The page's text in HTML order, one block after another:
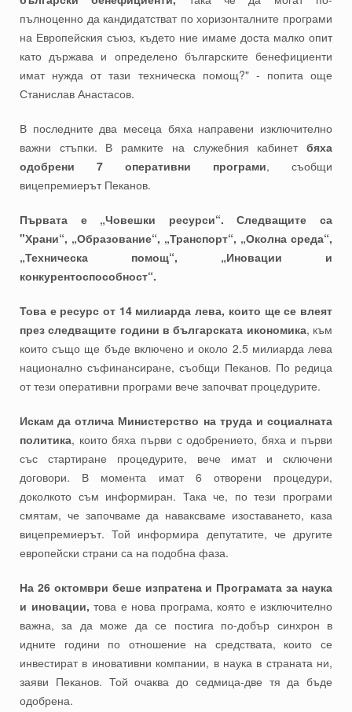
пълноценно да кандидатстват по хоризонталните програми
на Европейския съюз, където ние имаме доста малко опит
като държава и определено българските бенефициенти
имат нужда от тази техническа помощ?" - попита още
Станислав Анастасов.
В последните два месеца бяха направени изключително
важни стъпки. В рамките на служебния кабинетбяха
одобрени 7 оперативни програми, съобщи
вицепремиерът Пеканов.
Първата е „Човешки ресурси“. Следващите са
"Храни“, „Образование“, „Транспорт“, „Околна среда“,
„Техническа помощ“, „Иновации и
конкурентоспособност“.
Това е ресурс от 14 милиарда лева, които ще се влеят
през следващите години в българската икономика, към
които също ще бъде включено и около 2.5 милиарда лева
национално съфинансиране, съобщи Пеканов. По редица
от тези оперативни програми вече започват процедурите.
Искам да отлича Министерство на труда и социалната
политика, които бяха първи с одобрението, бяха и първи
със стартиране процедурите, вече имат и сключени
договори. В момента имат 6 отворени процедури,
доколкото съм информиран. Така че, по тези програми
смятам, че започваме да наваксваме изоставането, каза
вицепремиерът. Той информира депутатите, че другите
европейски страни са на подобна фаза.
На 26 октомври беше изпратена и Програмата за наука
и иновации, това е нова програма, която е изключително
важна, за да може да се постига по-добър синхрон в
идните години по отношение на средствата, които се
инвестират в иновативни компании, в наука в страната ни,
заяви Пеканов. Той очаква до седмица-две тя да бъде
одобрена.